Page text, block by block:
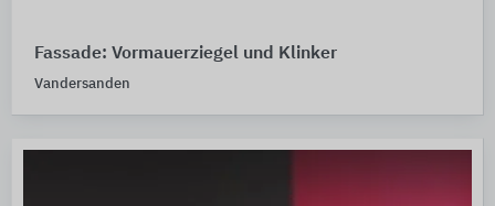
Fassade: Vormauerziegel und Klinker
Vandersanden